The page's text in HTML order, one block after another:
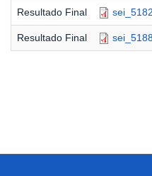
Resultado Final
Resultado Final